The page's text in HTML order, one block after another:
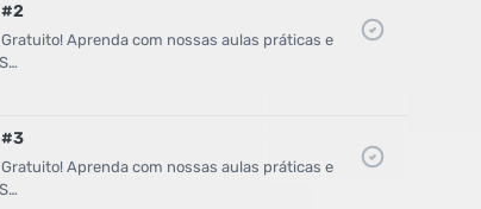
#2
Aprenda com nossas aulas práticas e
#3
Aprenda com nossas aulas práticas e